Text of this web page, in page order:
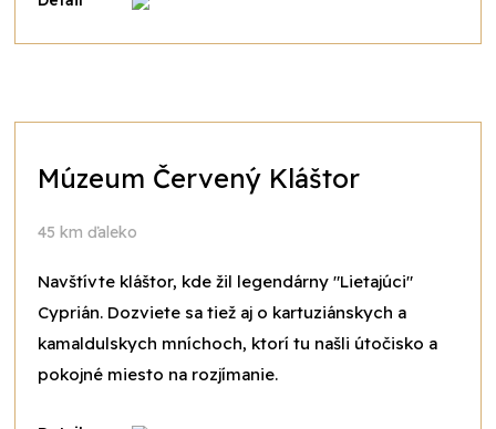
Múzeum Červený Kláštor
45 km ďaleko
Navštívte kláštor, kde žil legendárny "Lietajúci"
Cyprián. Dozviete sa tiež aj o kartuziánskych a
kamaldulskych mníchoch, ktorí tu našli útočisko a
pokojné miesto na rozjímanie.